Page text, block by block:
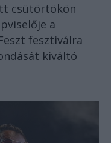
csütörtökön
a
fesztiválra
kiváltó